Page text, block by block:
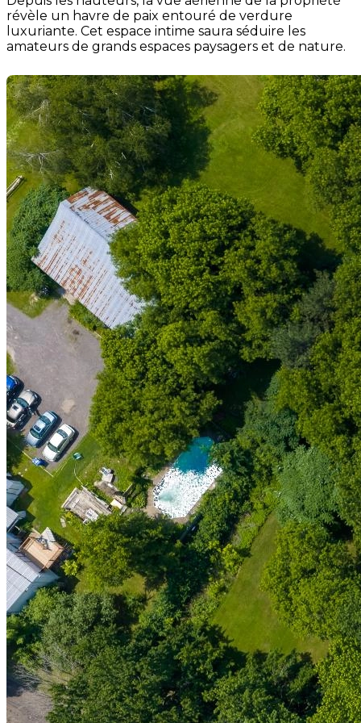
révèle un havre de paix entouré de verdure
luxuriante. Cet espace intime saura séduire les
amateurs de grands espaces paysagers et de nature.